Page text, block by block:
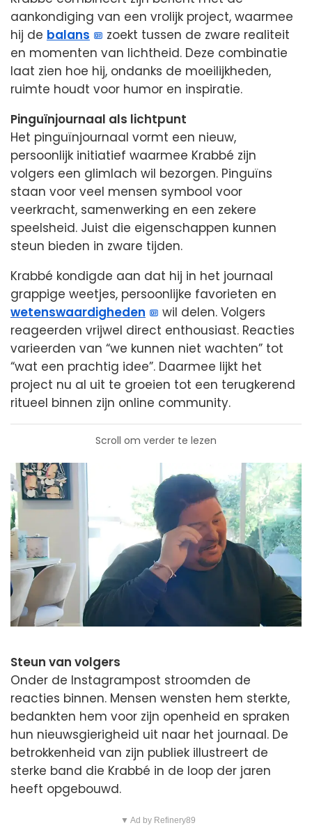
aankondiging van een vrolijk project, waarmee
hij de balans
zoekt tussen de zware realiteit
en momenten van lichtheid. Deze combinatie
laat zien hoe hij, ondanks de moeilijkheden,
ruimte houdt voor humor en inspiratie.
Pinguïnjournaal als lichtpunt
Het pinguïnjournaal vormt een nieuw,
persoonlijk initiatief waarmee Krabbé zijn
volgers een glimlach wil bezorgen. Pinguïns
staan voor veel mensen symbool voor
veerkracht, samenwerking en een zekere
speelsheid. Juist die eigenschappen kunnen
steun bieden in zware tijden.
Krabbé kondigde aan dat hij in het journaal
grappige weetjes, persoonlijke favorieten en
wetenswaardigheden
wil delen. Volgers
reageerden vrijwel direct enthousiast. Reacties
varieerden van “we kunnen niet wachten” tot
“wat een prachtig idee”. Daarmee lijkt het
project nu al uit te groeien tot een terugkerend
ritueel binnen zijn online community.
Scroll om verder te lezen
Steun van volgers
Onder de Instagrampost stroomden de
reacties binnen. Mensen wensten hem sterkte,
bedankten hem voor zijn openheid en spraken
hun nieuwsgierigheid uit naar het journaal. De
betrokkenheid van zijn publiek illustreert de
sterke band die Krabbé in de loop der jaren
heeft opgebouwd.
▼ Ad by Refinery89